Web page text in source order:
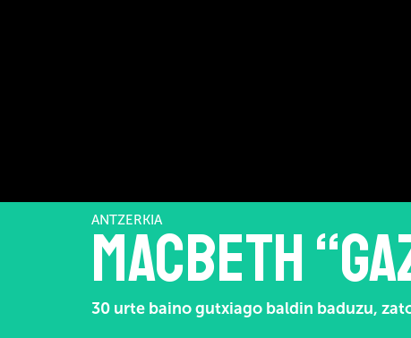
ANTZERKIA
Macbeth
30 urte baino gutxiago baldin baduzu,